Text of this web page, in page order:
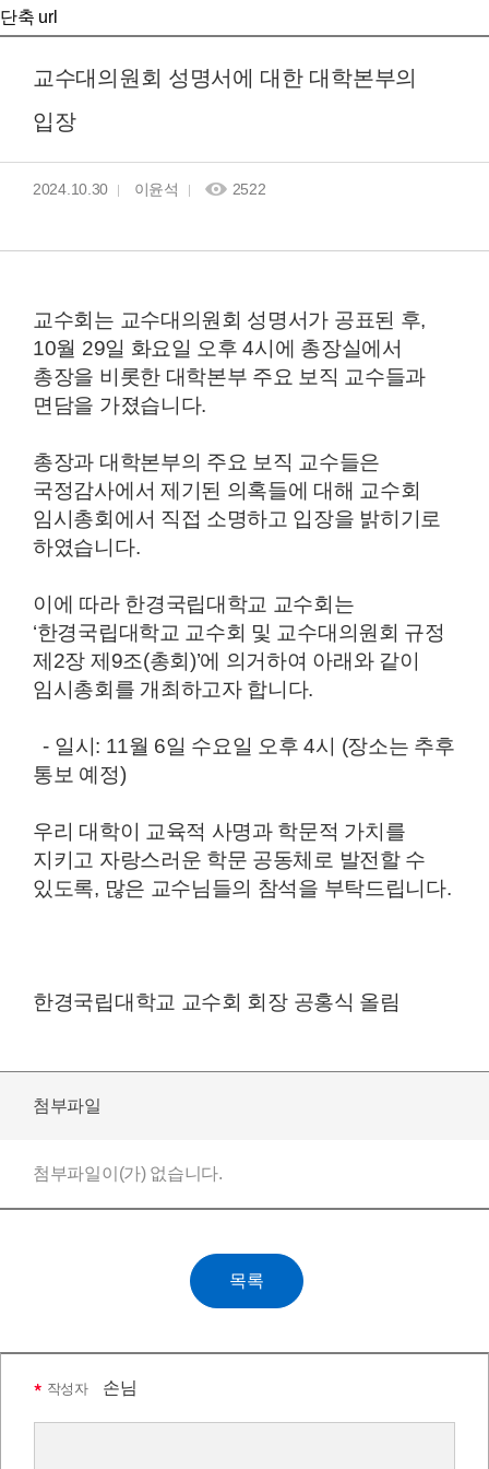
단축 url
교수대의원회 성명서에 대한 대학본부의
입장
2024.10.30 이윤석 2522
교수회는 교수대의원회 성명서가 공표된 후,
10월 29일 화요일 오후 4시에 총장실에서
총장을 비롯한 대학본부 주요 보직 교수들과
면담을 가졌습니다.
총장과 대학본부의 주요 보직 교수들은
국정감사에서 제기된 의혹들에 대해 교수회
임시총회에서 직접 소명하고 입장을 밝히기로
하였습니다.
이에 따라 한경국립대학교 교수회는
‘한경국립대학교 교수회 및 교수대의원회 규정
제2장 제9조(총회)’에 의거하여 아래와 같이
임시총회를 개최하고자 합니다.
- 일시: 11월 6일 수요일 오후 4시 (장소는 추후
통보 예정)
우리 대학이 교육적 사명과 학문적 가치를
지키고 자랑스러운 학문 공동체로 발전할 수
있도록, 많은 교수님들의 참석을 부탁드립니다.
한경국립대학교 교수회 회장 공홍식 올림
첨부파일
첨부파일이(가) 없습니다.
작성자 손님